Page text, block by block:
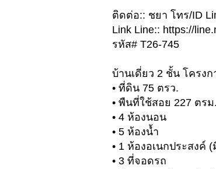
ติดต่อ:: ชยา โทร/ID
Link Line:: https://
รหัส# T26-745
บ้านเดี่ยว 2 ชั้น โครง
• ที่ดิน 75 ตรว.
• พืนที่ใช้สอย 227 ตรม.
• 4 ห้องนอน
• 5 ห้องน้ำ
• 1 ห้องอเนกประสงค์
• 3 ที่จอดรถ